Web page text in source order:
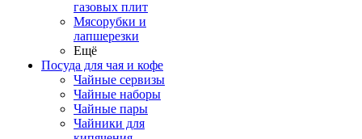
газовых плит
Мясорубки и
лапшерезки
Ещё
Посуда для чая и кофе
Чайные сервизы
Чайные наборы
Чайные пары
Чайники для